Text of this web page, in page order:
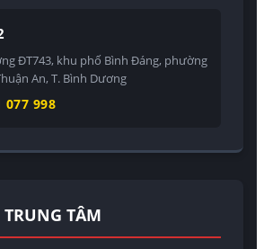
ĐT743, khu phố Bình Đáng, phường
An, T. Bình Dương
077 998
TÂM